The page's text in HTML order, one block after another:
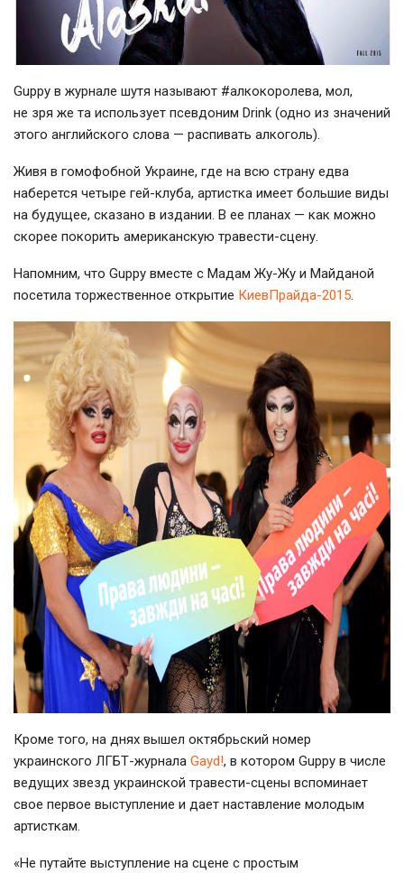
Guppy в журнале шутя называют #алкокоролева, мол,
не зря же та использует псевдоним Drink (одно из значений
этого английского слова — распивать алкоголь).
Живя в гомофобной Украине, где на всю страну едва
наберется четыре гей-клуба, артистка имеет большие виды
на будущее, сказано в издании. В ее планах — как можно
скорее покорить американскую травести-сцену.
Напомним, что Guppy вместе с Мадам Жу-Жу и Майданой
посетила торжественное открытие КиевПрайда-2015.
Кроме того, на днях вышел октябрьский номер
украинского ЛГБТ-журнала Gayd!, в котором Guppy в числе
ведущих звезд украинской травести-сцены вспоминает
свое первое выступление и дает наставление молодым
артисткам.
«Не путайте выступление на сцене с простым